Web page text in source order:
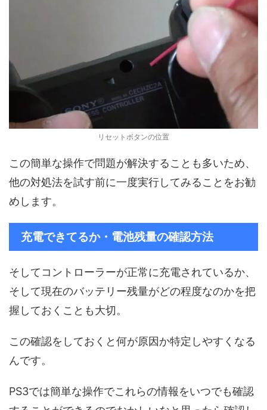
リセットボタンの位置
この簡単な操作で問題が解決することも多いため、
他の対処法を試す前に一度実行してみることをお勧
めします。
充電できてるか・電池残量の確認方法
そしてコントローラーが正常に充電されているか、
そして現在のバッテリー残量がどの程度なのかを把
握しておくことも大切。
この確認をしておくと何が原因か特定しやすくなる
んです。
PS3では簡単な操作でこれらの情報をいつでも確認